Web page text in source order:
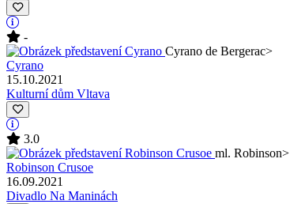
-
Cyrano de Bergerac>
Cyrano
15.10.2021
Kulturní dům Vltava
3.0
ml. Robinson>
Robinson Crusoe
16.09.2021
Divadlo Na Maninách